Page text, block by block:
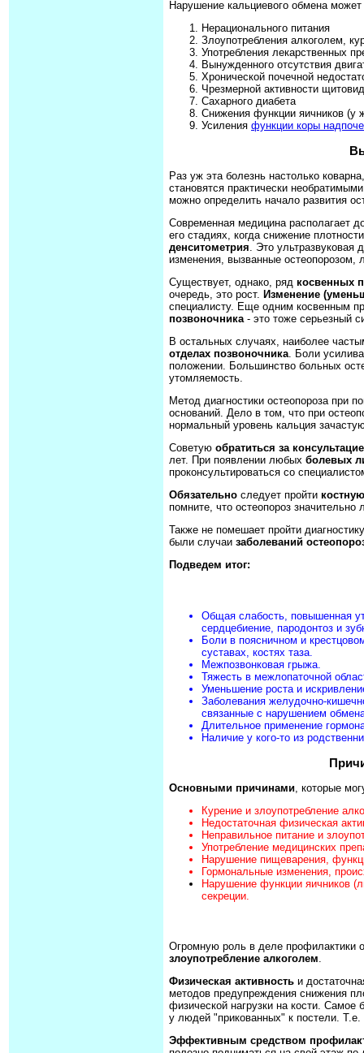
Нарушение кальциевого обмена
Нерационального питания
Злоупотребления алкоголем,
Употребления лекарственных
Вынужденного отсутствия
Хронической почечной
Чрезмерной активности
Сахарного диабета
Снижения функции яичников (у
Усиления функции коры
Раз уж эта болезнь настолько
становятся практически
можно определить начало развития
Современная медицина располагает
его стадиях, когда снижение
денситометрия. Это ультразвуковая
изменения, вызванные остеопорозом,
Существует, однако, ряд косвенных
очередь, это рост. Изменение
специалисту. Еще одним косвенным
позвоночника- это тоже серьезный
В остальных случаях, наиболее
отделах позвоночника. Боли
положении. Большинство больных
утомляемость.
Метод диагностики остеопороза при
оснований. Дело в том, что при
нормальный уровень кальция
Советую обратиться за
лет. При появлении любых болевых
проконсультироваться со
Обязательно следует пройти
помните, что остеопороз
Также не помешает пройти
были случаи заболеваний
Подведем итог:
Общая слабость, повышенная
сердцебиение, пародонтоз и
Боли в поясничном и
суставах, костях таза.
Межпозвонковая грыжа.
Тяжесть в межлопаточной
Уменьшение роста и
Заболевания желудочно-
связанные с нарушением
Длительное применение
Наличие у кого-то из
Основными причинами , которые
Курение и злоупотребление
Недостаточная физическая
Неправильное питание и
Употребление медицинских
Нарушение пищеварения,
Гормональные изменения,
Нарушение функции яичников
секреции.
Огромную роль в деле профилактики
злоупотребление алкоголем.
Физическая активность и
методов предупреждения снижения
физической нагрузки на кости.
у людей "прикованных" к постели. Т.е.
Эффективным средством